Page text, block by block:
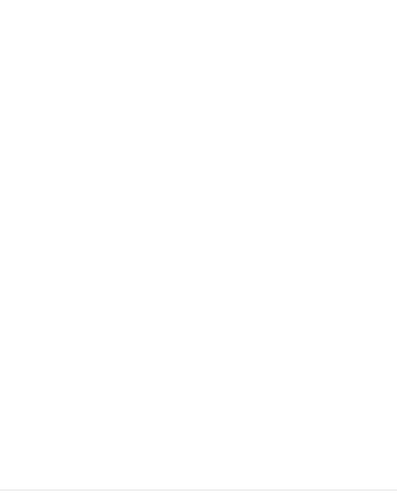
matrassen/
uw (hoes)laken te
matrasonderlegger te